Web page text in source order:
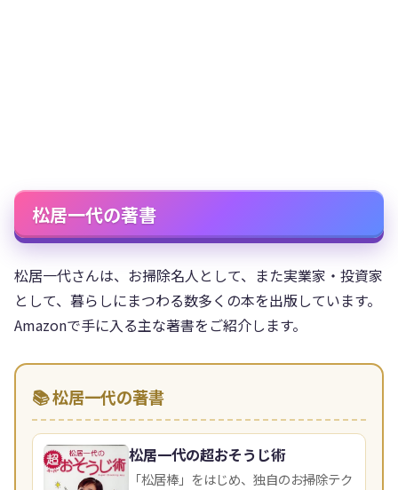
松居一代の著書
松居一代さんは、お掃除名人として、また実業家・投資家
として、暮らしにまつわる数多くの本を出版しています。
Amazonで手に入る主な著書をご紹介します。
📚 松居一代の著書
松居一代の超おそうじ術
「松居棒」をはじめ、独自のお掃除テク